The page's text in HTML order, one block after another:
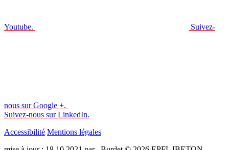
Youtube. Suivez-
nous sur Google +.
Suivez-nous sur LinkedIn.
Accessibilité Mentions légales